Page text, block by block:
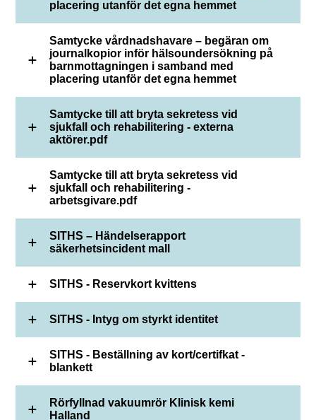
placering utanför det egna hemmet
Samtycke vårdnadshavare – begäran om
journalkopior inför hälsoundersökning på
barnmottagningen i samband med
placering utanför det egna hemmet
Samtycke till att bryta sekretess vid
sjukfall och rehabilitering - externa
aktörer.pdf
Samtycke till att bryta sekretess vid
sjukfall och rehabilitering -
arbetsgivare.pdf
SITHS – Händelserapport
säkerhetsincident mall
SITHS - Reservkort kvittens
SITHS - Intyg om styrkt identitet
SITHS - Beställning av kort/certifkat -
blankett
Rörfyllnad vakuumrör Klinisk kemi
Halland